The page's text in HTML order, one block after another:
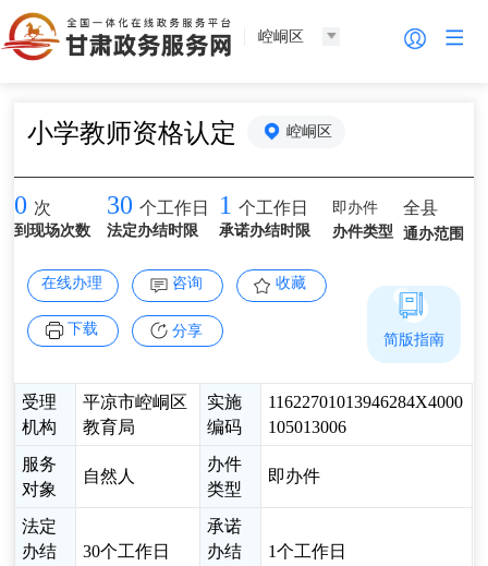
崆峒区
小学教师资格认定 崆峒区
0 次
到现场次数
30 个工作日
法定办结时限
1 个工作日
承诺办结时限
即办件
办件类型
全县
通办范围
在线办理 咨询 收藏
下载 分享
受理
机构
平凉市崆峒区
教育局
实施
编码
11622701013946284X4000
105013006
服务
对象
自然人
办件
类型
即办件
法定
办结
30个工作日
承诺
办结
1个工作日
简版指南